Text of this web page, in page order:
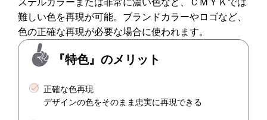
ステルカラーまたは非常に濃い色など、ＣＭＹＫでは
難しい色を再現が可能。ブランドカラーやロゴなど、
色の正確な再現が必要な場合に使われます。
『特色』のメリット
正確な色再現
デザインの色をそのまま忠実に再現できる